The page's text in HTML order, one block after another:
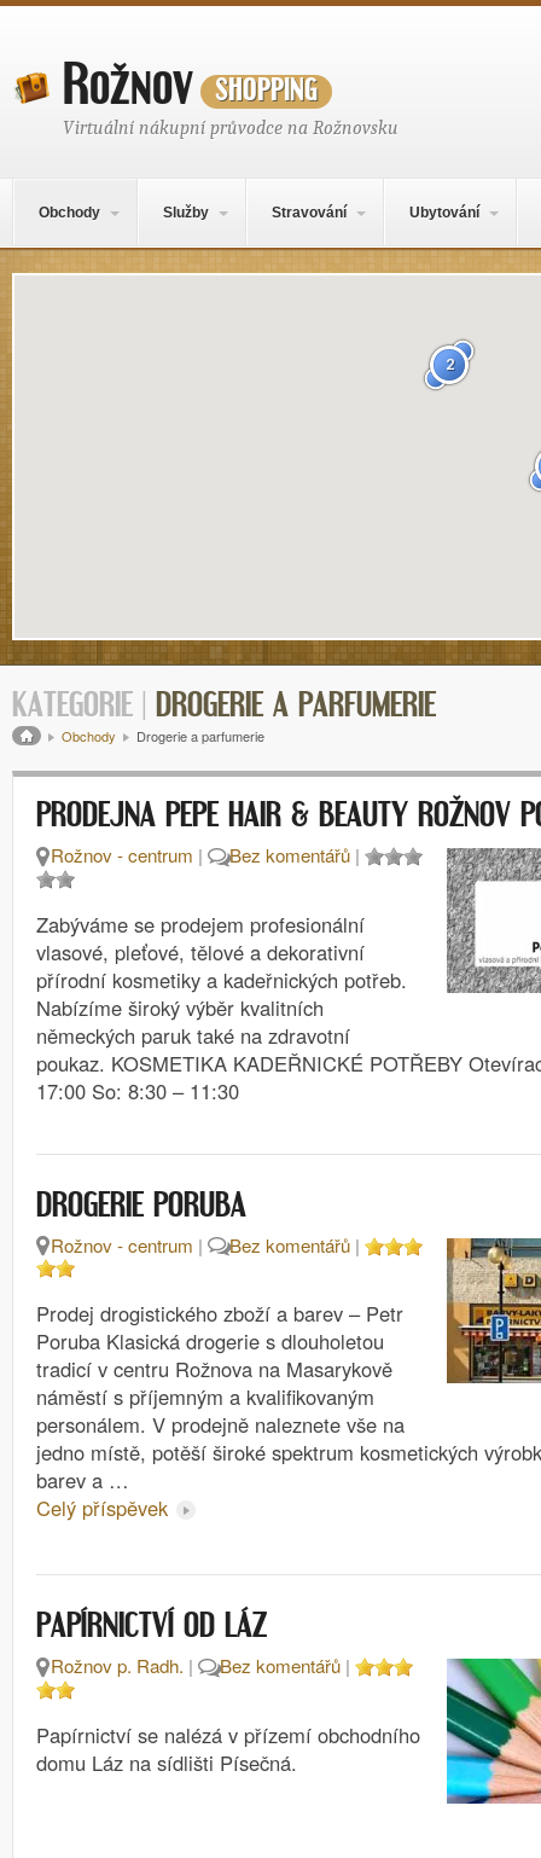
Rožnovshopping
Virtuální nákupní průvodce na Rožnovsku
Obchody Služby Stravování Ubytování
Mapa obsahu
2
KATEGORIE | DROGERIE A PARFUMERIE
Drobečková navigace
Obchody Drogerie a parfumerie
PRODEJNA PEPE HAIR & BEAUTY ROŽNOV
Rožnov - centrum | Bez komentářů |
Zabýváme se prodejem profesionální
vlasové, pleťové, tělové a dekorativní
přírodní kosmetiky a kadeřnických potřeb.
Nabízíme široký výběr kvalitních
německých paruk také na zdravotní
poukaz. KOSMETIKA KADEŘNICKÉ POTŘEBY
17:00 So: 8:30 – 11:30
DROGERIE PORUBA
Rožnov - centrum | Bez komentářů |
Prodej drogistického zboží a barev – Petr
Poruba Klasická drogerie s dlouholetou
tradicí v centru Rožnova na Masarykově
náměstí s příjemným a kvalifikovaným
personálem. V prodejně naleznete vše na
jedno místě, potěší široké spektrum kosmetických
barev a …
Celý příspěvek
PAPÍRNICTVÍ OD LÁZ
Rožnov p. Radh. | Bez komentářů |
Papírnictví se nalézá v přízemí obchodního
domu Láz na sídlišti Písečná.